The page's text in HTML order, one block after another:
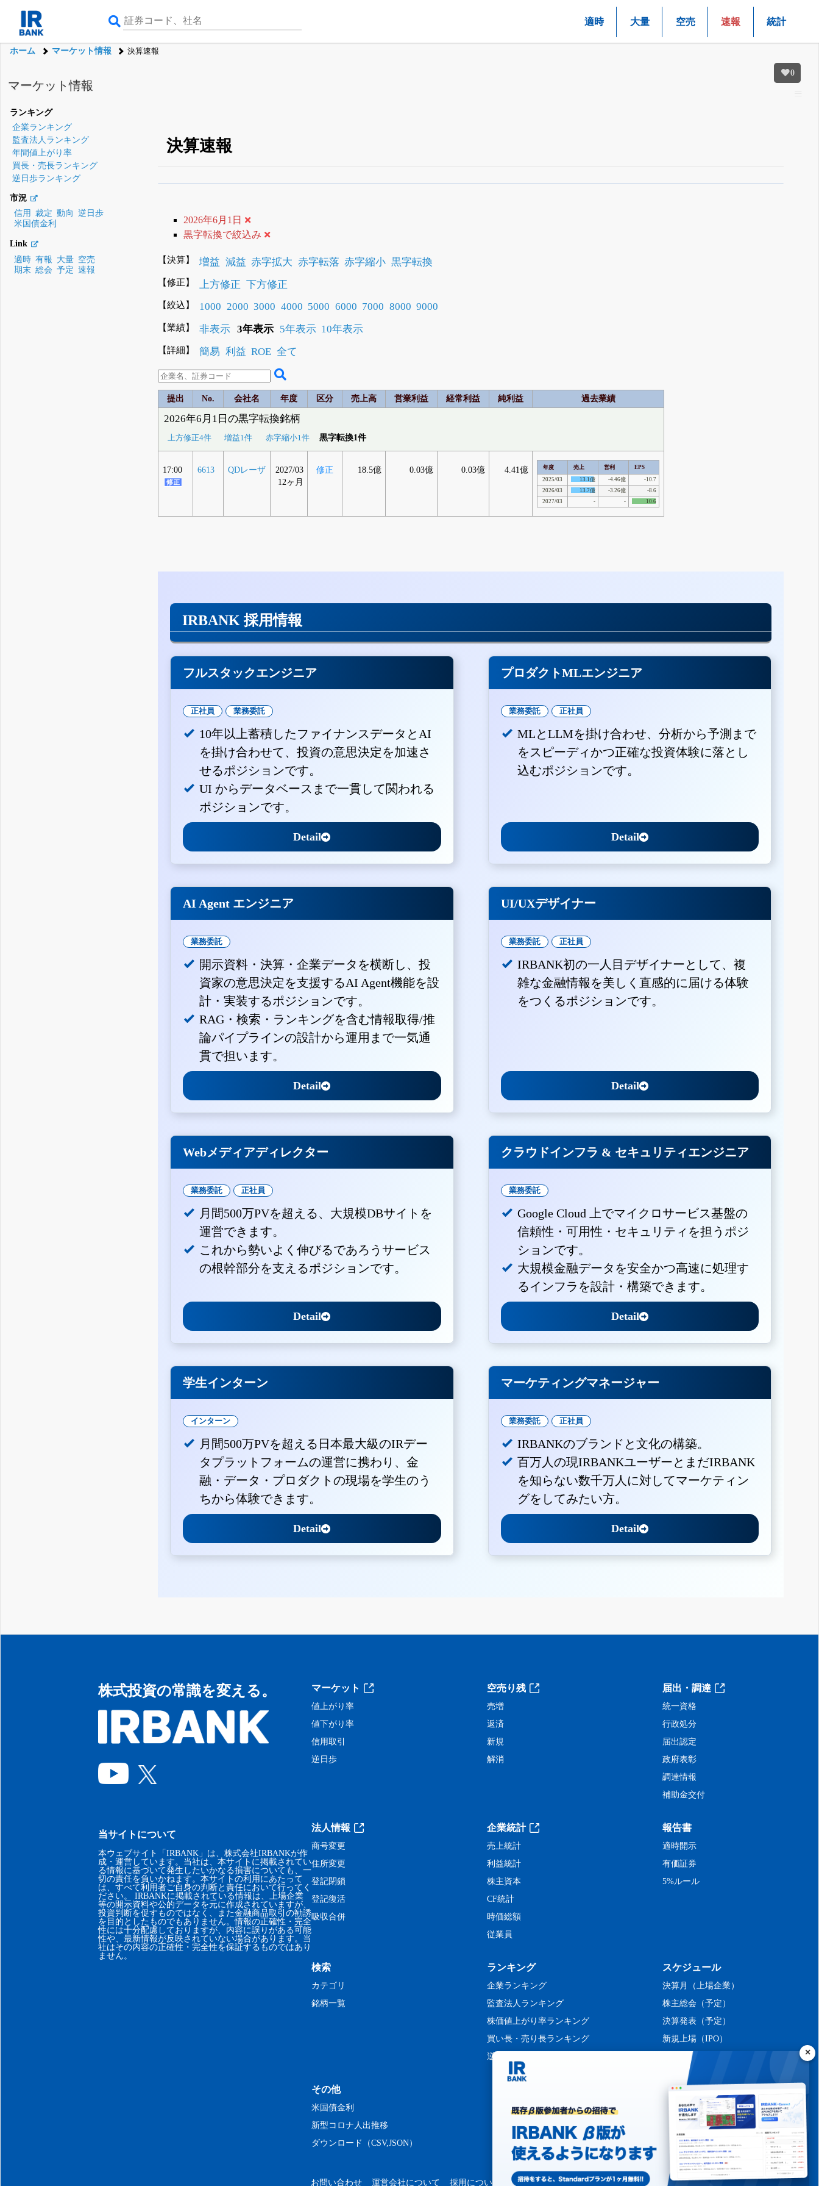
適時 大量 空売 速報 統計
ホーム マーケット情報 決算速報
0
マーケット情報
ランキング
企業ランキング
監査法人ランキング
年間値上がり率
買長・売長ランキング
逆日歩ランキング
市況
信用
裁定 動向
逆日歩
米国債金利
Link
適時 有報 大量 空売
期末 総会 予定 速報
決算速報
登録すると永久30%OFFと米株版の先行利用も付きます
2026年6月1日
黒字転換で絞込み
【決算】 増益 減益 赤字拡大 赤字転落 赤字縮小 黒字転換
【修正】 上方修正 下方修正
【絞込】 1000 2000 3000 4000 5000 6000 7000 8000 9000
【業績】 非表示 3年表示 5年表示 10年表示
【詳細】 簡易 利益 ROE 全て
提出 No. 会社名 年度 区分 売上高 営業利益 経常利益 純利益 過去業績
2026年6月1日の黒字転換銘柄
上方修正4件 増益1件 赤字縮小1件 黒字転換1件
17:00 6613 QDレーザ
2027/03
12ヶ月
修正 18.5億 0.03億 0.03億 4.41億 年度 売上 営利
EPS
2025/03
13.1億 -4.46億
-10.7
2026/03
13.7億 -3.26億
-8.6
2027/03
- - 10.6
IRBANK 採用情報
フルスタックエンジニア
正社員 業務委託
10年以上蓄積したファイナンスデータとAI
を掛け合わせて、投資の意思決定を加速さ
せるポジションです。
UI からデータベースまで一貫して関われる
ポジションです。
Detail
プロダクトMLエンジニア
業務委託 正社員
MLとLLMを掛け合わせ、分析から予測まで
をスピーディかつ正確な投資体験に落とし
込むポジションです。
Detail
AI Agent エンジニア
業務委託
開示資料・決算・企業データを横断し、投
資家の意思決定を支援するAI Agent機能を設
計・実装するポジションです。
RAG・検索・ランキングを含む情報取得/推
論パイプラインの設計から運用まで一気通
貫で担います。
Detail
UI/UXデザイナー
業務委託 正社員
IRBANK初の一人目デザイナーとして、複
雑な金融情報を美しく直感的に届ける体験
をつくるポジションです。
Detail
Webメディアディレクター
業務委託 正社員
月間500万PVを超える、大規模DBサイトを
運営できます。
これから勢いよく伸びるであろうサービス
の根幹部分を支えるポジションです。
Detail
クラウドインフラ & セキュリティエンジニア
業務委託
Google Cloud 上でマイクロサービス基盤の
信頼性・可用性・セキュリティを担うポジ
ションです。
大規模金融データを安全かつ高速に処理す
るインフラを設計・構築できます。
Detail
学生インターン
インターン
月間500万PVを超える日本最大級のIRデー
タプラットフォームの運営に携わり、金
融・データ・プロダクトの現場を学生のう
ちから体験できます。
Detail
マーケティングマネージャー
業務委託 正社員
IRBANKのブランドと文化の構築。
百万人の現IRBANKユーザーとまだIRBANK
を知らない数千万人に対してマーケティン
グをしてみたい方。
Detail
株式投資の常識を変える。
当サイトについて
本ウェブサイト「IRBANK」は、株式会社IRBANKが作
成・運営しています。当社は、本サイトに掲載されてい
る情報に基づいて発生したいかなる損害についても、一
切の責任を負いかねます。本サイトの利用にあたって
は、すべて利用者ご自身の判断と責任において行ってく
ださい。 IRBANKに掲載されている情報は、上場企業
等の開示資料や公的データを元に作成されていますが、
投資判断を促すものではなく、また金融商品取引の勧誘
を目的としたものでもありません。情報の正確性・完全
性には十分配慮しておりますが、内容に誤りがある可能
性や、最新情報が反映されていない場合があります。当
社はその内容の正確性・完全性を保証するものではあり
ません。
マーケット
値上がり率
値下がり率
信用取引
逆日歩
空売り残
売増
返済
新規
解消
届出・調達
統一資格
行政処分
届出認定
政府表彰
調達情報
補助金交付
法人情報
商号変更
住所変更
登記閉鎖
登記復活
吸収合併
企業統計
売上統計
利益統計
株主資本
CF統計
時価総額
従業員
報告書
適時開示
有価証券
5%ルール
検索
カテゴリ
銘柄一覧
ランキング
企業ランキング
監査法人ランキング
株価値上がり率ランキング
買い長・売り長ランキング
逆日歩ランキング
スケジュール
決算月（上場企業）
株主総会（予定）
決算発表（予定）
新規上場（IPO）
その他
米国債金利
新型コロナ人出推移
ダウンロード（CSV,JSON）
お問い合わせ 運営会社について 採用について プライバシーポリシー